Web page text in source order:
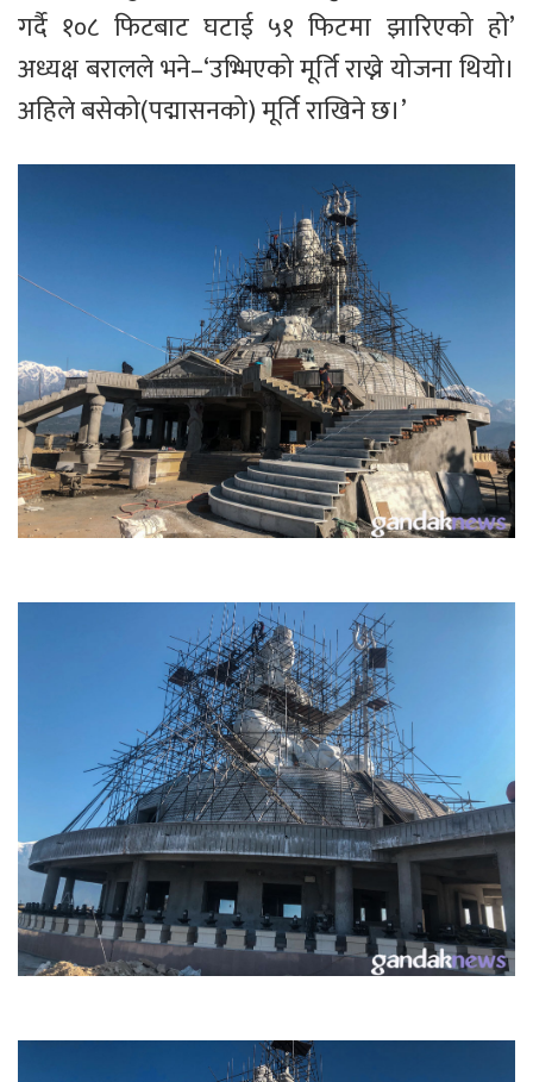
गर्दै १०८ फिटबाट घटाई ५१ फिटमा झारिएको हो’
अध्यक्ष बरालले भने–‘उभ्भिएको मूर्ति राख्ने योजना थियो।
अहिले बसेको(पद्मासनको) मूर्ति राखिने छ।’